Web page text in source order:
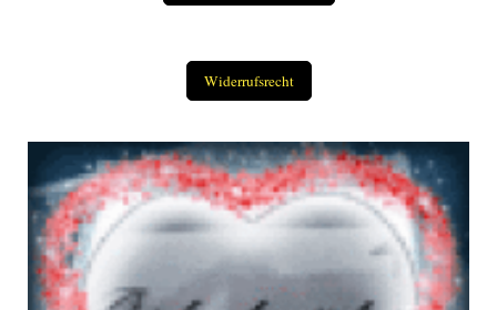
Widerrufsrecht